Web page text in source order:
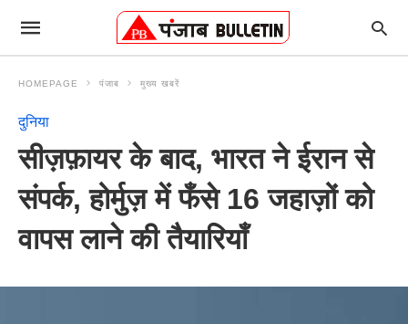
HOMEPAGE पंजाब मुख्य खबरें
दुनिया
सीज़फ़ायर के बाद, भारत ने ईरान से
संपर्क, होर्मुज़ में फँसे 16 जहाज़ों को
वापस लाने की तैयारियाँ